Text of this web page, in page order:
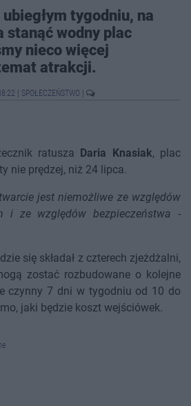
tygodniu, na
stanąć wodny plac
nieco więcej
atrakcji.
SPOŁECZEŃSTWO
ratusza Daria Knasiak, plac
nie prędzej, niż 24 lipca.
jest niemożliwe ze względów
i ze względów bezpieczeństwa -
się składał z czterech zjeżdżalni,
zostać rozbudowane o kolejne
czynny 7 dni w tygodniu od 10 do
jaki będzie koszt wejściówek.